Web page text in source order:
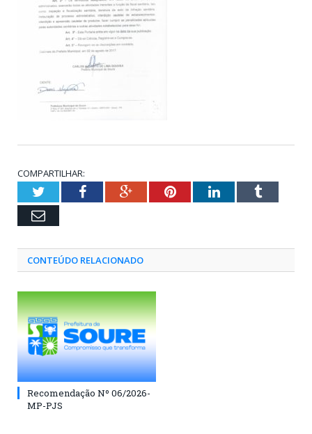
COMPARTILHAR:
TwitterFacebookGoogle+PinterestLinkedInTumblr
Email
CONTEÚDO RELACIONADO
Recomendação Nº 06/2026-
MP-PJS